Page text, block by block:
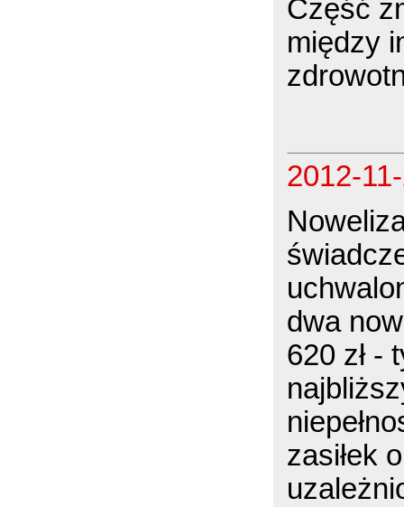
Część
między
2012-
dwa
620 zł -
zasiłek